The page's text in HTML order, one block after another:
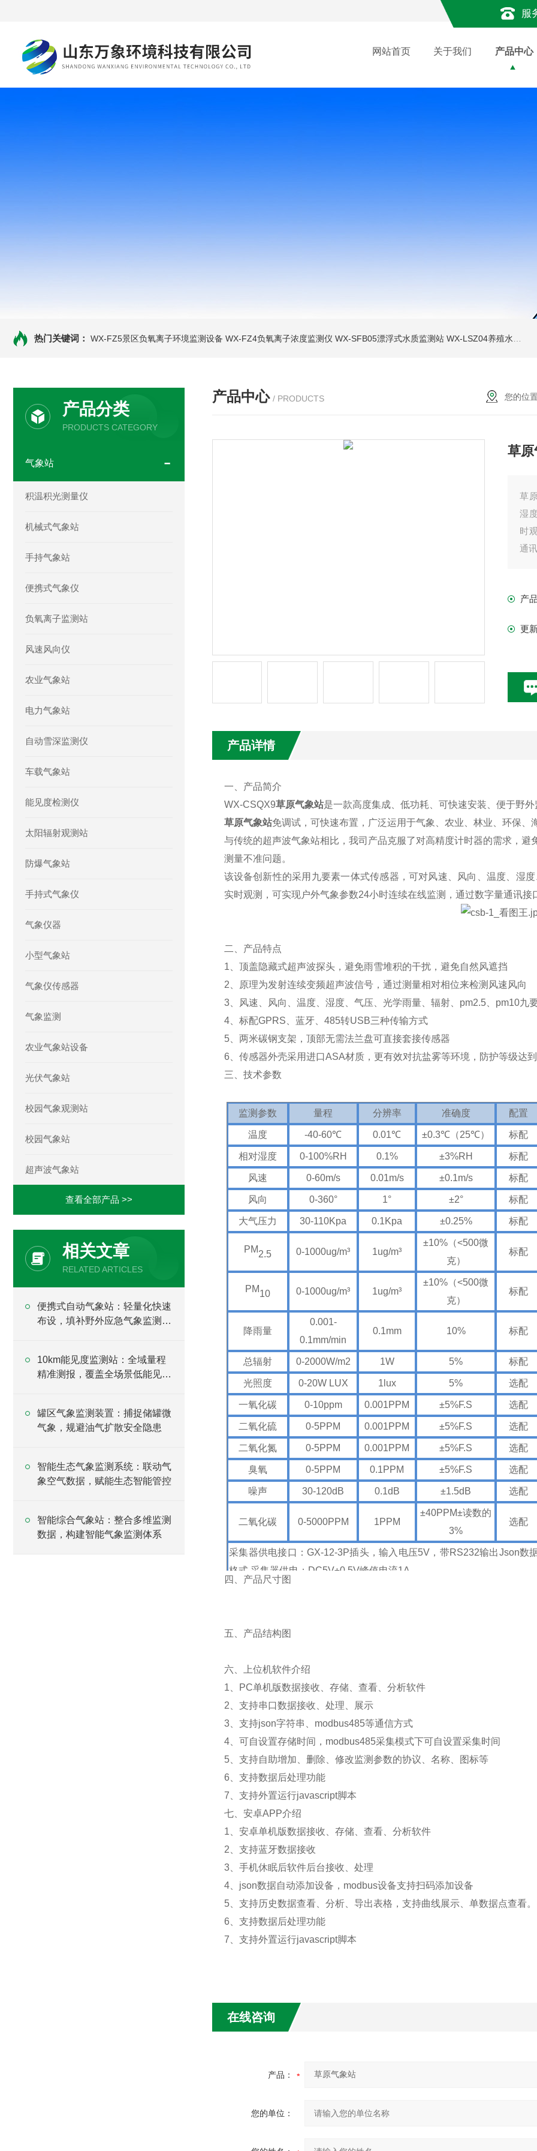
服
网站首页 关于我们 产品中心
热门关键词： WX-FZ5景区负氧离子环境监测设备 WX-FZ4负氧离子浓度监测仪 WX-SFB05漂浮式水质监测站 WX-LSZ04养殖水质监测设备
产品分类
PRODUCTS CATEGORY
气象站
积温积光测量仪
机械式气象站
手持气象站
便携式气象仪
负氧离子监测站
风速风向仪
农业气象站
电力气象站
自动雪深监测仪
车载气象站
能见度检测仪
太阳辐射观测站
防爆气象站
手持式气象仪
气象仪器
小型气象站
气象仪传感器
气象监测
农业气象站设备
光伏气象站
校园气象观测站
校园气象站
超声波气象站
查看全部产品 >>
相关文章
RELATED ARTICLES
便携式自动气象站：轻量化快速
布设，填补野外应急气象监测空
10km能见度监测站：全域量程
精准测报，覆盖全场景低能见度
罐区气象监测装置：捕捉储罐微
气象，规避油气扩散安全隐患
智能生态气象监测系统：联动气
象空气数据，赋能生态智能管控
智能综合气象站：整合多维监测
数据，构建智能气象监测体系
产品中心 / PRODUCTS 您的位
草
草
湿
时
通
产
更
产品详情
一、产品简介
WX-CSQX9草原气象站是一款高度集成、低功耗、可快速安装、便于野
草原气象站免调试，可快速布置，广泛运用于气象、农业、林业、环保
与传统的超声波气象站相比，我司产品克服了对高精度计时器的需求，
测量不准问题。
该设备创新性的采用九要素一体式传感器，可对风速、风向、温度、湿
实时观测，可实现户外气象参数24小时连续在线监测，通过数字量通讯
二、产品特点
1、顶盖隐藏式超声波探头，避免雨雪堆积的干扰，避免自然风遮挡
2、原理为发射连续变频超声波信号，通过测量相对相位来检测风速风向
3、风速、风向、温度、湿度、气压、光学雨量、辐射、pm2.5、pm10九
4、标配GPRS、蓝牙、485转USB三种传输方式
5、两米碳钢支架，顶部无需法兰盘可直接套接传感器
6、传感器外壳采用进口ASA材质，更有效对抗盐雾等环境，防护等级达
三、技术参数
监测参数 量程 分辨率 准确度 配置
温度 -40-60℃ 0.01℃ ±0.3℃（25℃） 标配
相对湿度 0-100%RH 0.1% ±3%RH 标配
风速 0-60m/s 0.01m/s ±0.1m/s 标配
风向 0-360° 1° ±2° 标配
大气压力 30-110Kpa 0.1Kpa ±0.25% 标配
PM2.5 0-1000ug/m³ 1ug/m³
±10%（<500微
克）
标配
PM10 0-1000ug/m³ 1ug/m³
±10%（<500微
克）
标配
降雨量
0.001-
0.1mm/min
0.1mm 10% 标配
总辐射 0-2000W/m2 1W 5% 标配
光照度 0-20W LUX 1lux 5% 选配
一氧化碳 0-10ppm 0.001PPM ±5%F.S 选配
二氧化硫 0-5PPM 0.001PPM ±5%F.S 选配
二氧化氮 0-5PPM 0.001PPM ±5%F.S 选配
臭氧 0-5PPM 0.1PPM ±5%F.S 选配
噪声 30-120dB 0.1dB ±1.5dB 选配
二氧化碳 0-5000PPM 1PPM
±40PPM±读数的
3%
选配
采集器供电接口：GX-12-3P插头，输入电压5V，带RS232输出Json数
格式,采集器供电：DC5V±0.5V峰值电流1A
太阳能供电、配置铅酸电池，可选配30W 20AH/50W 40AH/
数据上传间隔：30s-65535s可调
7寸安卓触屏，屏幕尺寸：1024*600 RGB LCD
四、产品尺寸图
五、产品结构图
六、上位机软件介绍
1、PC单机版数据接收、存储、查看、分析软件
2、支持串口数据接收、处理、展示
3、支持json字符串、modbus485等通信方式
4、可自设置存储时间，modbus485采集模式下可自设置采集时间
5、支持自助增加、删除、修改监测参数的协议、名称、图标等
6、支持数据后处理功能
7、支持外置运行javascript脚本
七、安卓APP介绍
1、安卓单机版数据接收、存储、查看、分析软件
2、支持蓝牙数据接收
3、手机休眠后软件后台接收、处理
4、json数据自动添加设备，modbus设备支持扫码添加设备
5、支持历史数据查看、分析、导出表格，支持曲线展示、单数据点查看。
6、支持数据后处理功能
7、支持外置运行javascript脚本
在线咨询
产品：
您的单位：